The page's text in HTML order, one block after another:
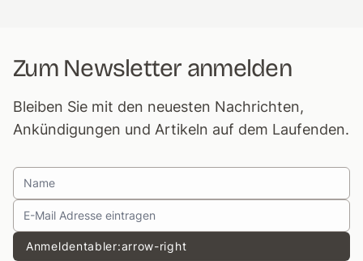
Zum Newsletter anmelden
Bleiben Sie mit den neuesten Nachrichten,
Ankündigungen und Artikeln auf dem Laufenden.
Anmeldentabler:arrow-right